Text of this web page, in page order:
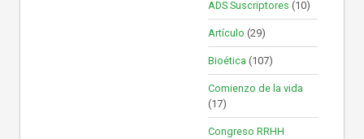
ADS Suscriptores (10)
Artículo (29)
Bioética (107)
Comienzo de la vida
(17)
Congreso RRHH